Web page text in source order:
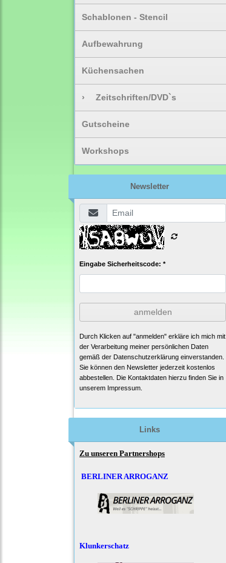
Schablonen - Stencil
Aufbewahrung
Küchensachen
› Zeitschriften/DVD`s
Gutscheine
Workshops
Newsletter
Eingabe Sicherheitscode: *
anmelden
Durch Klicken auf "anmelden" erkläre ich mich mit
der Verarbeitung meiner persönlichen Daten
gemäß der Datenschutzerklärung einverstanden.
Sie können den Newsletter jederzeit kostenlos
abbestellen. Die Kontaktdaten hierzu finden Sie in
unserem Impressum.
Links
Zu unseren Partnershops
BERLINER ARROGANZ
Klunkerschatz